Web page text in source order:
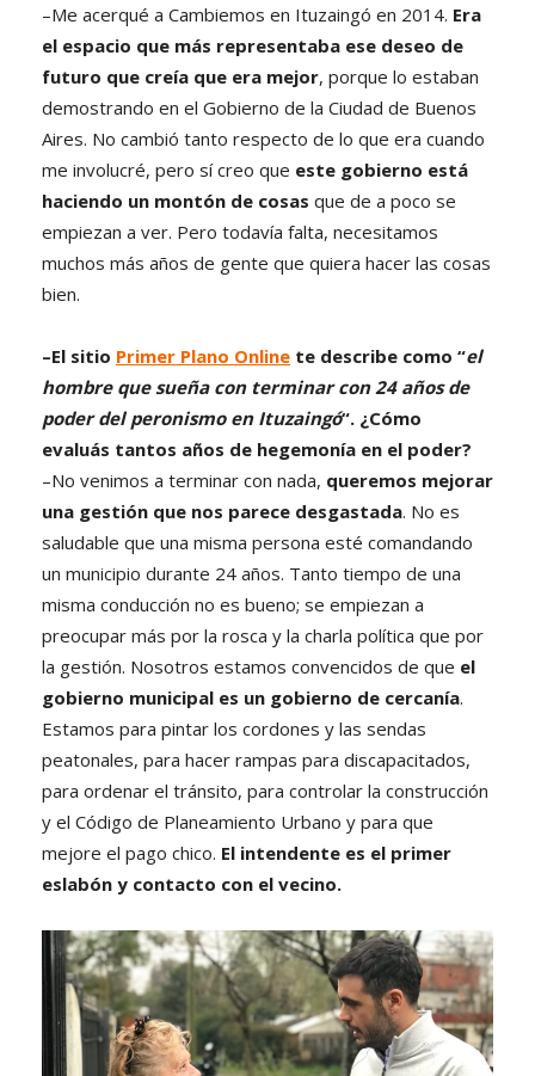
–Me acerqué a Cambiemos en Ituzaingó en 2014. Era
el espacio que más representaba ese deseo de
futuro que creía que era mejor, porque lo estaban
demostrando en el Gobierno de la Ciudad de Buenos
Aires. No cambió tanto respecto de lo que era cuando
me involucré, pero sí creo que este gobierno está
haciendo un montón de cosas que de a poco se
empiezan a ver. Pero todavía falta, necesitamos
muchos más años de gente que quiera hacer las cosas
bien.
–El sitio Primer Plano Online te describe como “el
hombre que sueña con terminar con 24 años de
poder del peronismo en Ituzaingó“. ¿Cómo
evaluás tantos años de hegemonía en el poder?
–No venimos a terminar con nada, queremos mejorar
una gestión que nos parece desgastada. No es
saludable que una misma persona esté comandando
un municipio durante 24 años. Tanto tiempo de una
misma conducción no es bueno; se empiezan a
preocupar más por la rosca y la charla política que por
la gestión. Nosotros estamos convencidos de que el
gobierno municipal es un gobierno de cercanía.
Estamos para pintar los cordones y las sendas
peatonales, para hacer rampas para discapacitados,
para ordenar el tránsito, para controlar la construcción
y el Código de Planeamiento Urbano y para que
mejore el pago chico. El intendente es el primer
eslabón y contacto con el vecino.